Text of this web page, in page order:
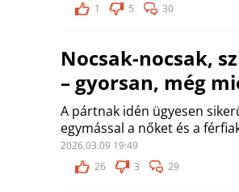
1
5 30
Nocsak-nocsak,
– gyorsan, még
A pártnak idén ügyesen
egymással a nőket és a
2026.03.09 19:49
26
3 29